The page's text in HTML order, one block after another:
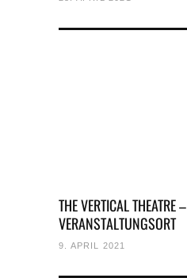
THE VERTICAL THEATRE
VERANSTALTUNGSORT
9. APRIL 2021